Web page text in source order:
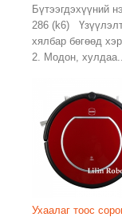
Бүтээгдэхүүний
286 (k6)
хялбар бөгөөд
2. Модон, хулдаа...
Ухаалаг тоос